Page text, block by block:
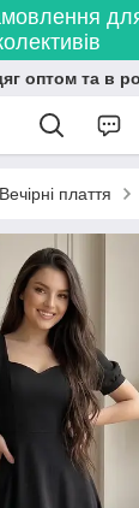
оптом та в
Вечірні плаття